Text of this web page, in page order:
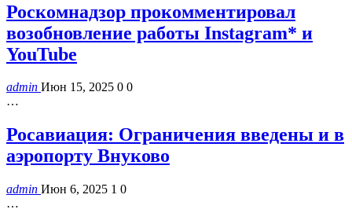
Роскомнадзор прокомментировал
возобновление работы Instagram* и
YouTube
admin Июн 15, 2025 0 0
…
Росавиация: Ограничения введены и в
аэропорту Внуково
admin Июн 6, 2025 1 0
…